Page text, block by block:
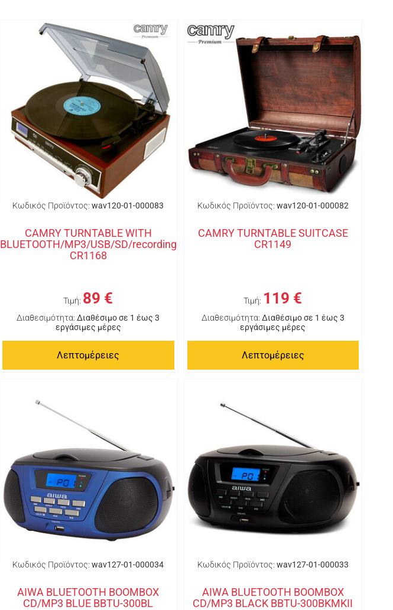
Κωδικός Προϊόντος: wav120-01-000083
CAMRY TURNTABLE WITH
BLUETOOTH/MP3/USB/SD/recording
CR1168
Τιμή: 89 €
Διαθεσιμότητα: Διαθέσιμο σε 1 έως 3
εργάσιμες μέρες
Λεπτομέρειες
Κωδικός Προϊόντος: wav120-01-000082
CAMRY TURNTABLE SUITCASE
CR1149
Τιμή: 119 €
Διαθεσιμότητα: Διαθέσιμο σε 1 έως 3
εργάσιμες μέρες
Λεπτομέρειες
Κωδικός Προϊόντος: wav127-01-000034
AIWA BLUETOOTH BOOMBOX
CD/MP3 BLUE BBTU-300BL
Κωδικός Προϊόντος: wav127-01-000033
AIWA BLUETOOTH BOOMBOX
CD/MP3 BLACK BBTU-300BKMKII